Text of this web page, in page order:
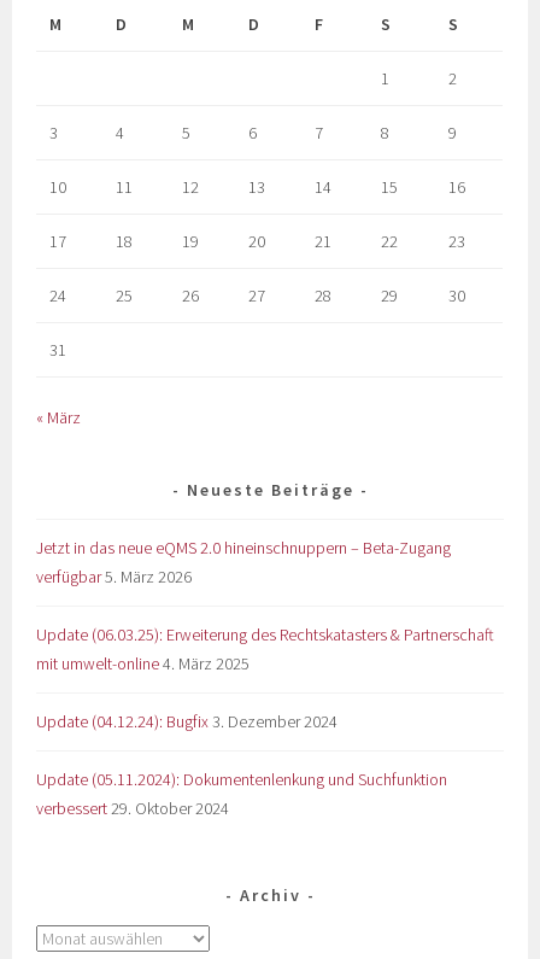
M
D M D F S S
1 2
3 4 5 6 7 8 9
10 11 12 13 14 15 16
17 18 19 20 21 22 23
24 25 26 27 28 29 30
31
« März
Neueste Beiträge
Jetzt in das neue eQMS 2.0 hineinschnuppern – Beta-Zugang
verfügbar5. März 2026
Update (06.03.25): Erweiterung des Rechtskatasters & Partnerschaft
mit umwelt-online4. März 2025
Update (04.12.24): Bugfix3. Dezember 2024
Update (05.11.2024): Dokumentenlenkung und Suchfunktion
verbessert29. Oktober 2024
Archiv